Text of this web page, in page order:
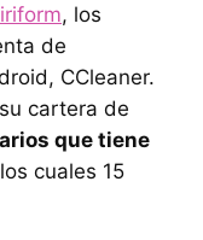
, los
de
CCleaner.
cartera de
que tiene
cuales 15